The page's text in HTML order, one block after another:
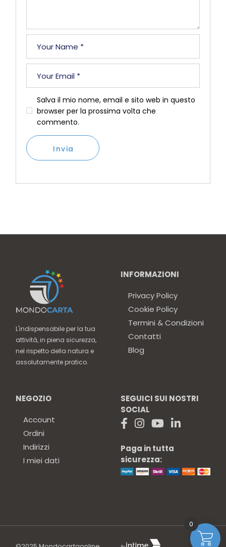
Salva il mio nome, email e sito web in questo
browser per la prossima volta che
commento.
Invia
L'indispensabile per la tua
attività, in piena sicurezza,
nel rispetto della natura e
assolutamente pratico.
INFORMAZIONI
Privacy Policy
Cookie Policy
Termini & Condizioni
Contatti
Blog
NEGOZIO
Account
Ordini
Indirizzi
I miei dati
SEGUICI SUI NOSTRI
SOCIAL
Paga in tutta
sicurezza:
0